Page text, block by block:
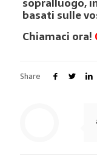
basati sulle
Chiamaci ora!
Share